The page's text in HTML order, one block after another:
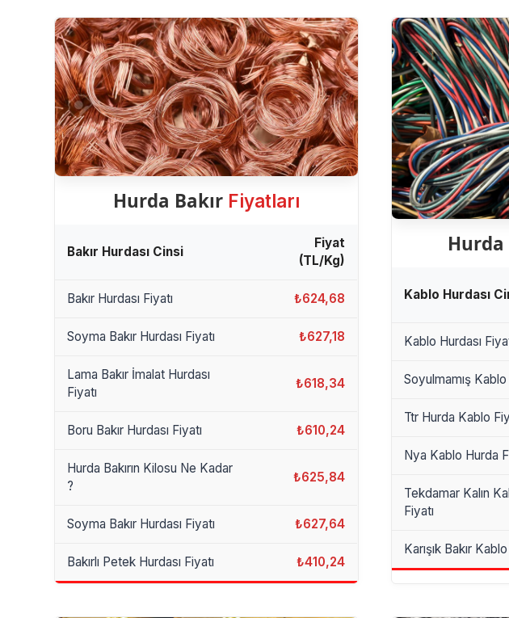
Hurda Bakır Fiyatları
Bakır Hurdası Cinsi
Fiyat
(TL/Kg)
Bakır Hurdası Fiyatı ₺624,68
Soyma Bakır Hurdası Fiyatı ₺627,18
Lama Bakır İmalat Hurdası
Fiyatı
₺618,34
Boru Bakır Hurdası Fiyatı ₺610,24
Hurda Bakırın Kilosu Ne Kadar
?
₺625,84
Soyma Bakır Hurdası Fiyatı ₺627,64
Bakırlı Petek Hurdası Fiyatı ₺410,24
Hurda
Kablo Hurdası
Kablo Hurdası
Soyulmamış Kablo
Ttr Hurda Kablo
Nya Kablo Hurda
Tekdamar Kalın
Fiyatı
Karışık Bakır